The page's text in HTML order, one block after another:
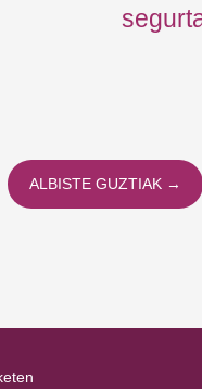
ALBISTE GUZTIAK →